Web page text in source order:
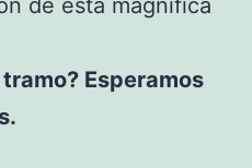
Esperamos